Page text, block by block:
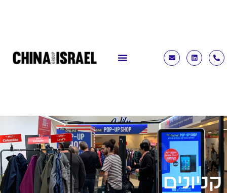
קניונים